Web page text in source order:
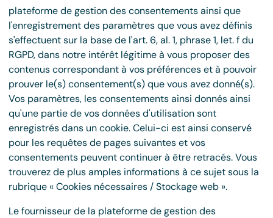
plateforme de gestion des consentements ainsi que
l'enregistrement des paramètres que vous avez définis
s'effectuent sur la base de l'art. 6, al. 1, phrase 1, let. f du
RGPD, dans notre intérêt légitime à vous proposer des
contenus correspondant à vos préférences et à pouvoir
prouver le(s) consentement(s) que vous avez donné(s).
Vos paramètres, les consentements ainsi donnés ainsi
qu'une partie de vos données d'utilisation sont
enregistrés dans un cookie. Celui-ci est ainsi conservé
pour les requêtes de pages suivantes et vos
consentements peuvent continuer à être retracés. Vous
trouverez de plus amples informations à ce sujet sous la
rubrique « Cookies nécessaires / Stockage web ».
Le fournisseur de la plateforme de gestion des